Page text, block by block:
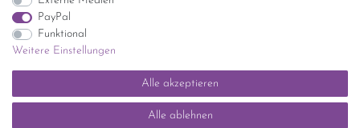
PayPal
Funktional
Weitere Einstellungen
Alle akzeptieren
Alle ablehnen
Impressum Daten­schutz­erklärung
Vertrag widerrufen Kontakt